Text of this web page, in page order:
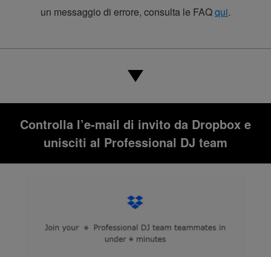
un messaggio di errore, consulta le FAQqui.
Controlla l’e-mail di invito da Dropbox e
unisciti al Professional DJ team